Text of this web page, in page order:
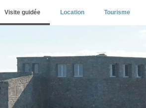
Visite guidée Location Tourisme